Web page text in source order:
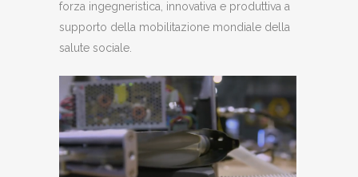
forza ingegneristica, innovativa e produttiva a
supporto della mobilitazione mondiale della
salute sociale.